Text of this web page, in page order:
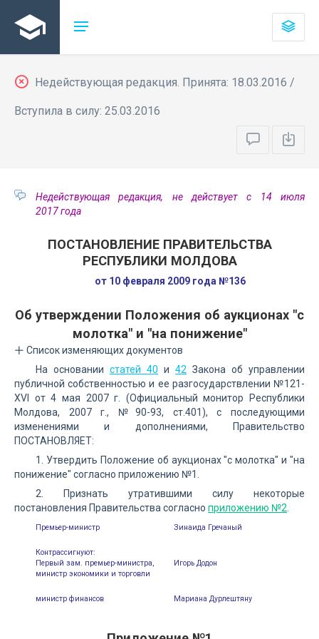
Недействующая редакция. Принята: 18.03.2016 /
Вступила в силу: 25.03.2016
Недействующая редакция, не действует с 14 июля
2017 года
ПОСТАНОВЛЕНИЕ ПРАВИТЕЛЬСТВА
РЕСПУБЛИКИ МОЛДОВА
от 10 февраля 2009 года №136
Об утверждении Положения об аукционах "с
молотка" и "на понижение"
Список изменяющих документов
На основании статей 40 и 42 Закона об управлении
публичной собственностью и ее разгосударствлении №121-
XVI от 4 мая 2007 г. (Официальный монитор Республики
Молдова, 2007 г., №90-93, ст.401), с последующими
изменениями и дополнениями, Правительство
ПОСТАНОВЛЯЕТ:
1. Утвердить Положение об аукционах "с молотка" и "на
понижение" согласно приложению №1.
2. Признать утратившими силу некоторые
постановления Правительства согласно приложению №2
Премьер-министр Зинаида Гречаный
Контрассигнуют:
Первый зам. премьер-министра,
министр экономики и торговли
Игорь Додон
министр финансов Мариана Дурлештяну